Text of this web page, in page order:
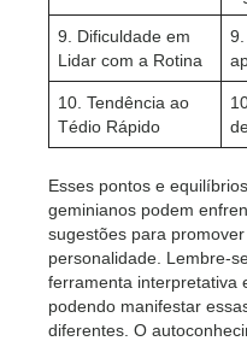
9. Dificuldade em
Lidar com a Rotina
10. Tendência ao
Tédio Rápido
Esses pontos e
geminianos podem
sugestões para
personalidade. Lembre-
ferramenta interpretativa
podendo manifestar
diferentes. O